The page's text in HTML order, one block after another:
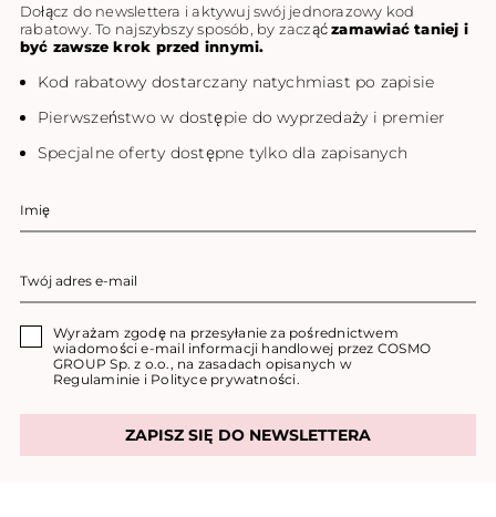
Dołącz do newslettera i aktywuj swój jednorazowy kod
rabatowy. To najszybszy sposób, by zacząćzamawiać taniej i
być zawsze krok przed innymi.
Kod rabatowy dostarczany natychmiast po zapisie
Pierwszeństwo w dostępie do wyprzedaży i premier
Specjalne oferty dostępne tylko dla zapisanych
Wyrażam zgodę na przesyłanie za pośrednictwem
wiadomości e-mail informacji handlowej przez COSMO
GROUP Sp. z o.o., na zasadach opisanych w
Regulaminie i Polityce prywatności.
ZAPISZ SIĘ DO NEWSLETTERA